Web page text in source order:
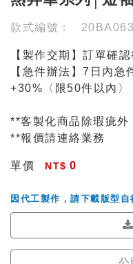
款式編號：
【製作交期】訂單確
【急件辦法】7日內
+30%〈限50件以內〉
**客製化商品除瑕疵外
**報價請連絡業務
單價 0
因代工製作，請下載版型自